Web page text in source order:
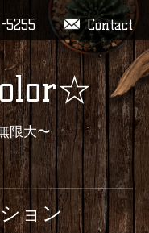
Contact
5255
限大〜
ョン